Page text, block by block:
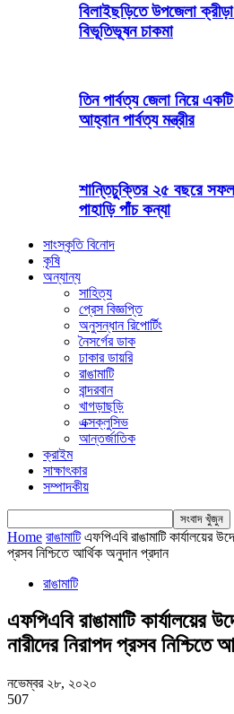
বিলাইছড়িতে উপজেলা
বিভূতিভূষন চাকমা
তিন পার্বত্য জেলা নিয়ে
আহ্বান পার্বত্য মন্ত্রীর
শান্তিচুক্তির ২৫ বছরে
পাহাড়ি পাঁচ কন্যা
সাংস্কৃতি বিনোদ
কৃষি
অন্যান্য
সাহিত্য
প্রেস বিজ্ঞপ্তি
অনুসন্ধান রিপোর্টিং
নৈসর্গের ডাক
ঢাকার ডায়রি
রাঙামাটি
বান্দরবান
খাগড়াছড়ি
এক্সক্লুসিভ
আন্তর্জাতিক
ক্রাইম
সাক্ষাৎকার
সম্পাদকীয়
Home রাঙামাটি এফপিএবি রাঙামাটি কার্যালয়ের
প্রসব নিশ্চিতে আর্থিক অনুদান প্রদান
রাঙামাটি
এফপিএবি রাঙামাটি কার্যালয়ের
নারীদের নিরাপদ প্রসব নিশ্চিতে
নভেম্বর ২৮, ২০২০
507